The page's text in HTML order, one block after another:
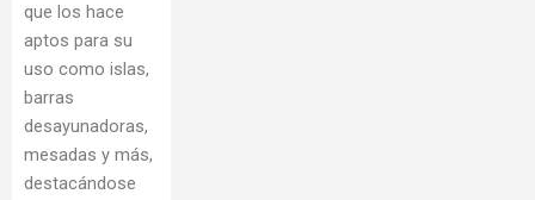
que los hace
aptos para su
uso como islas,
barras
desayunadoras,
mesadas y más,
destacándose